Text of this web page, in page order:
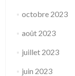
octobre 2023
août 2023
juillet 2023
juin 2023